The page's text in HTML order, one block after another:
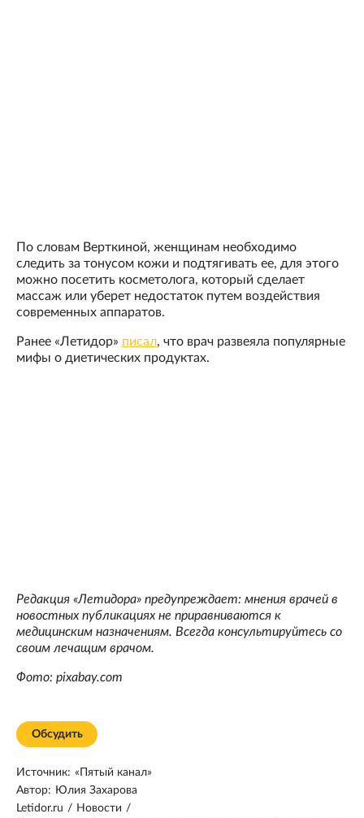
По словам Верткиной, женщинам необходимо
следить за тонусом кожи и подтягивать ее, для этого
можно посетить косметолога, который сделает
массаж или уберет недостаток путем воздействия
современных аппаратов.
Ранее «Летидор» писал, что врач развеяла популярные
мифы о диетических продуктах.
Редакция «Летидора» предупреждает: мнения врачей в
новостных публикациях не приравниваются к
медицинским назначениям. Всегда консультируйтесь со
своим лечащим врачом.
Фото: pixabay.com
Обсудить
Источник: «Пятый канал»
Автор: Юлия Захарова
Letidor.ru / Новости /